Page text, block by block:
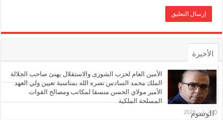
الأخيرة
الأشهر
تعليقات
الوسوم
الأمين العام لحزب الشورى والاستقلال يهنئ صاحب الجلالة
الملك محمد السادس نصره الله بمناسبة تعيين ولي العهد
الأمير مولاي الحسن منسقا لمكاتب ومصالح القوات
المسلحة الملكية
4 مايو، 2026